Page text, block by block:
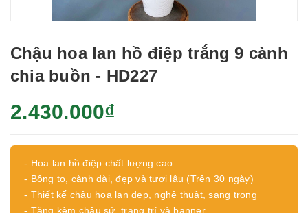
Chậu hoa lan hồ điệp trắng 9 cành
chia buồn - HD227
2.430.000₫
- Hoa lan hồ điệp chất lượng cao
- Bông to, cành dài, đẹp và tươi lâu (Trên 30 ngày)
- Thiết kế chậu hoa lan đẹp, nghệ thuật, sang trọng
- Tặng kèm chậu sứ, trang trí và banner